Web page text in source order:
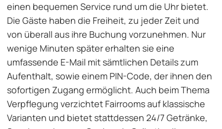
einen bequemen Service rund um die Uhr bietet.
Die Gäste haben die Freiheit, zu jeder Zeit und
von überall aus ihre Buchung vorzunehmen. Nur
wenige Minuten später erhalten sie eine
umfassende E-Mail mit sämtlichen Details zum
Aufenthalt, sowie einem PIN-Code, der ihnen den
sofortigen Zugang ermöglicht. Auch beim Thema
Verpflegung verzichtet Fairrooms auf klassische
Varianten und bietet stattdessen 24/7 Getränke,